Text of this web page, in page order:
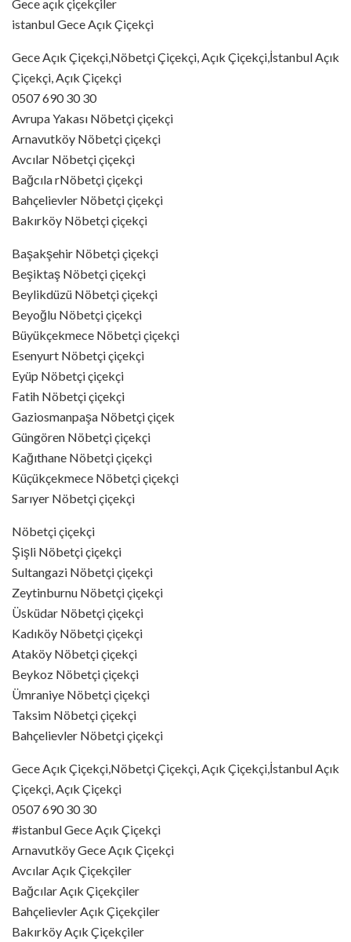
Gece açık çiçekçiler
istanbul Gece Açık Çiçekçi
Gece Açık Çiçekçi,Nöbetçi Çiçekçi, Açık Çiçekçi,İstanbul Açık
Çiçekçi, Açık Çiçekçi
0507 690 30 30
Avrupa Yakası Nöbetçi çiçekçi
Arnavutköy Nöbetçi çiçekçi
Avcılar Nöbetçi çiçekçi
Bağcıla rNöbetçi çiçekçi
Bahçelievler Nöbetçi çiçekçi
Bakırköy Nöbetçi çiçekçi
Başakşehir Nöbetçi çiçekçi
Beşiktaş Nöbetçi çiçekçi
Beylikdüzü Nöbetçi çiçekçi
Beyoğlu Nöbetçi çiçekçi
Büyükçekmece Nöbetçi çiçekçi
Esenyurt Nöbetçi çiçekçi
Eyüp Nöbetçi çiçekçi
Fatih Nöbetçi çiçekçi
Gaziosmanpaşa Nöbetçi çiçek
Güngören Nöbetçi çiçekçi
Kağıthane Nöbetçi çiçekçi
Küçükçekmece Nöbetçi çiçekçi
Sarıyer Nöbetçi çiçekçi
Nöbetçi çiçekçi
Şişli Nöbetçi çiçekçi
Sultangazi Nöbetçi çiçekçi
Zeytinburnu Nöbetçi çiçekçi
Üsküdar Nöbetçi çiçekçi
Kadıköy Nöbetçi çiçekçi
Ataköy Nöbetçi çiçekçi
Beykoz Nöbetçi çiçekçi
Ümraniye Nöbetçi çiçekçi
Taksim Nöbetçi çiçekçi
Bahçelievler Nöbetçi çiçekçi
Gece Açık Çiçekçi,Nöbetçi Çiçekçi, Açık Çiçekçi,İstanbul Açık
Çiçekçi, Açık Çiçekçi
0507 690 30 30
#istanbul Gece Açık Çiçekçi
Arnavutköy Gece Açık Çiçekçi
Avcılar Açık Çiçekçiler
Bağcılar Açık Çiçekçiler
Bahçelievler Açık Çiçekçiler
Bakırköy Açık Çiçekçiler